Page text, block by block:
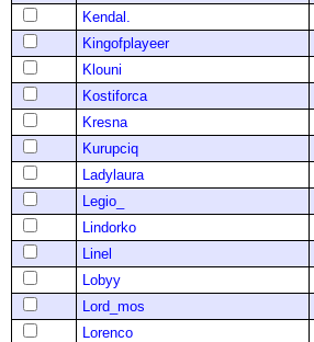
Kendal.
Kingofplayeer
Klouni
Kostiforca
Kresna
Kurupciq
Ladylaura
Legio_
Lindorko
Linel
Lobyy
Lord_mos
Lorenco